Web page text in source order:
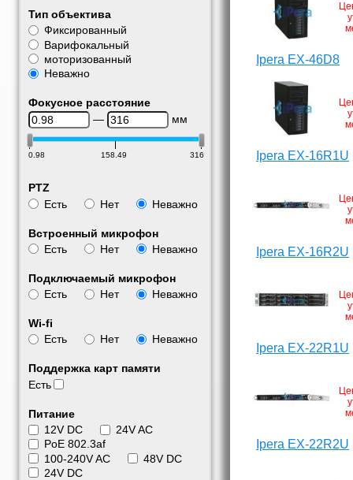
Тип объектива
Фиксированный
Варифокальный
моторизованный
Неважно
Фокусное расстояние
—
мм
0.98 158.49 316
PTZ
Есть
Нет Неважно
Встроенный микрофон
Есть
Нет Неважно
Подключаемый микрофон
Есть
Нет Неважно
Wi-fi
Есть
Нет Неважно
Поддержка карт памяти
Есть
Питание
12V DC
24V AC
PoE 802.3af
100-240V AC
48V DC
24V DC
Ipera EX-46D8
Ipera EX-16R1U
Ipera EX-16R2U
Ipera EX-22R1U
Ipera EX-22R2U